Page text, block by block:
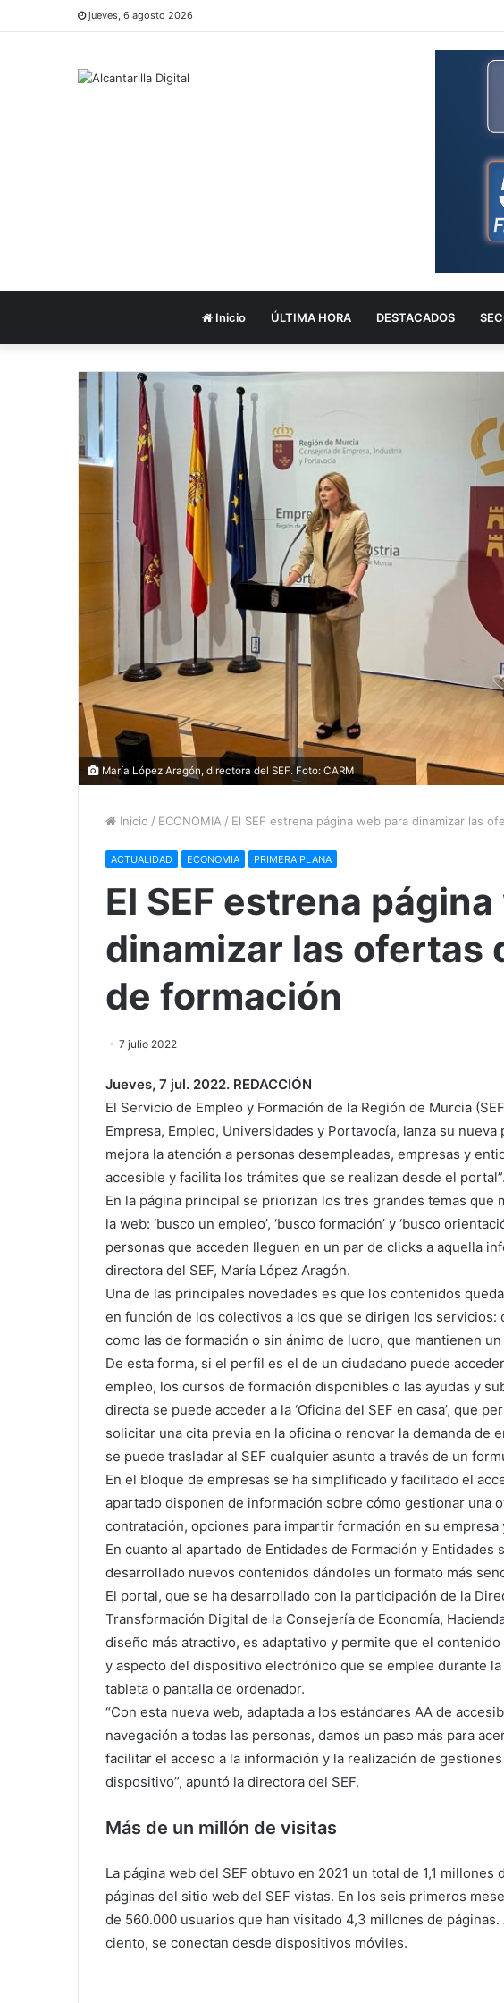
jueves, 6 agosto 2026
Inicio ÚLTIMA HORA DESTACADOS
María López Aragón, directora del SEF. Foto: CARM
Inicio / ECONOMIA / El SEF estrena página web para dinamizar las
ACTUALIDAD ECONOMIA PRIMERA PLANA
El SEF estrena
dinamizar las ofertas
de formación
7 julio 2022
Jueves, 7 jul. 2022. REDACCIÓN
El Servicio de Empleo y Formación de la Región de Murcia
Empresa, Empleo, Universidades y Portavocía, lanza su
mejora la atención a personas desempleadas, empresas y
accesible y facilita los trámites que se realizan desde el portal”.
En la página principal se priorizan los tres grandes temas que
la web: ‘busco un empleo’, ‘busco formación’ y ‘busco
personas que acceden lleguen en un par de clicks a aquella
directora del SEF, María López Aragón.
Una de las principales novedades es que los contenidos
en función de los colectivos a los que se dirigen los servicios:
como las de formación o sin ánimo de lucro, que mantienen
De esta forma, si el perfil es el de un ciudadano puede
empleo, los cursos de formación disponibles o las ayudas y
directa se puede acceder a la ‘Oficina del SEF en casa’, que
solicitar una cita previa en la oficina o renovar la demanda de
se puede trasladar al SEF cualquier asunto a través de un
En el bloque de empresas se ha simplificado y facilitado el
apartado disponen de información sobre cómo gestionar una
contratación, opciones para impartir formación en su
En cuanto al apartado de Entidades de Formación y Entidades
desarrollado nuevos contenidos dándoles un formato más
El portal, que se ha desarrollado con la participación de la
Transformación Digital de la Consejería de Economía,
diseño más atractivo, es adaptativo y permite que el
y aspecto del dispositivo electrónico que se emplee durante
tableta o pantalla de ordenador.
“Con esta nueva web, adaptada a los estándares AA de
navegación a todas las personas, damos un paso más para
facilitar el acceso a la información y la realización de
dispositivo”, apuntó la directora del SEF.
Más de un millón de visitas
La página web del SEF obtuvo en 2021 un total de 1,1
páginas del sitio web del SEF vistas. En los seis primeros
de 560.000 usuarios que han visitado 4,3 millones de
ciento, se conectan desde dispositivos móviles.